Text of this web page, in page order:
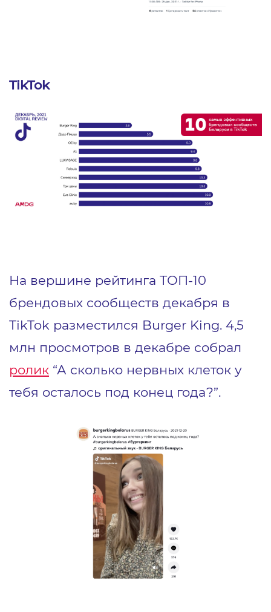
TikTok
На вершине рейтинга ТОП-10
брендовых сообществ декабря в
TikTok разместился Burger King. 4,5
млн просмотров в декабре собрал
ролик “А сколько нервных клеток у
тебя осталось под конец года?”.